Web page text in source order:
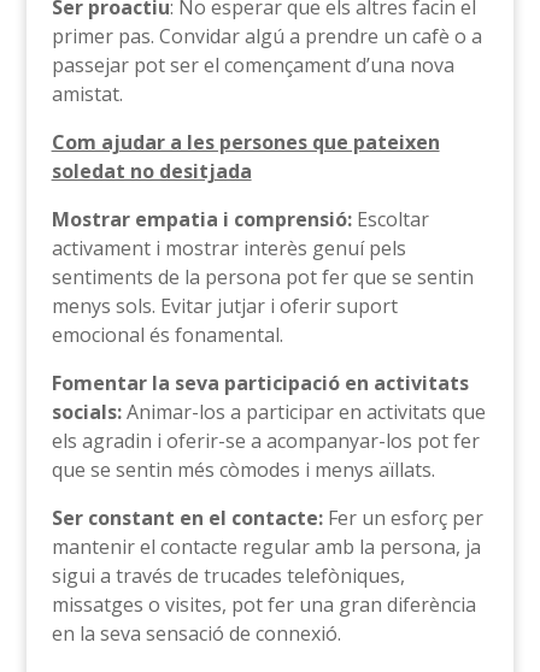
Ser proactiu: No esperar que els altres facin el
primer pas. Convidar algú a prendre un cafè o a
passejar pot ser el començament d’una nova
amistat.
Com ajudar a les persones que pateixen
soledat no desitjada
Mostrar empatia i comprensió:Escoltar
activament i mostrar interès genuí pels
sentiments de la persona pot fer que se sentin
menys sols. Evitar jutjar i oferir suport
emocional és fonamental.
Fomentar la seva participació en activitats
socials:Animar-los a participar en activitats que
els agradin i oferir-se a acompanyar-los pot fer
que se sentin més còmodes i menys aïllats.
Ser constant en el contacte: Fer un esforç per
mantenir el contacte regular amb la persona, ja
sigui a través de trucades telefòniques,
missatges o visites, pot fer una gran diferència
en la seva sensació de connexió.